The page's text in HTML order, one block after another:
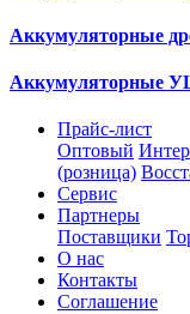
Аккумуляторные
Аккумуляторные
Прайс-лист
Оптовый
(розница)
Сервис
Партнеры
Поставщики
О нас
Контакты
Соглашение